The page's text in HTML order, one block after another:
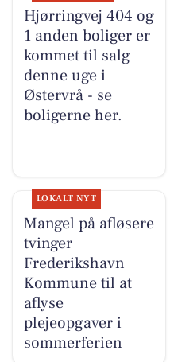
Hjørringvej 404 og
1 anden boliger er
kommet til salg
denne uge i
Østervrå - se
boligerne her.
LOKALT NYT
Mangel på afløsere
tvinger
Frederikshavn
Kommune til at
aflyse
plejeopgaver i
sommerferien